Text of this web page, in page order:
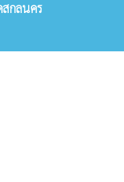
สกลนคร